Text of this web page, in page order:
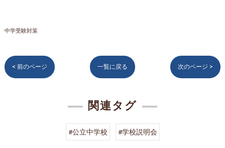
中学受験対策
< 前のページ 一覧に戻る 次のページ >
関連タグ
#公立中学校 #学校説明会